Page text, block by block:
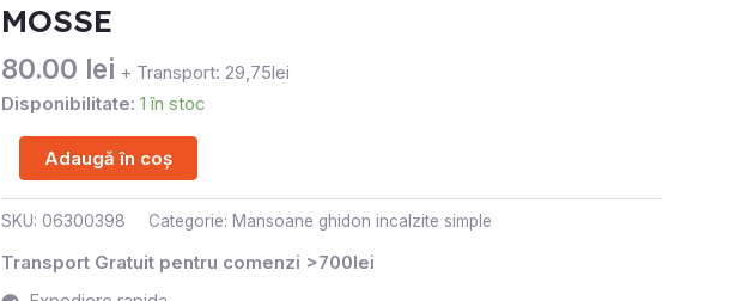
MOSSE
80.00 lei + Transport: 29,75lei
Disponibilitate: 1 în stoc
ALBASTRU
Adaugă în coș
SKU: 06300398 Categorie: Mansoane ghidon incalzite simple
Transport Gratuit pentru comenzi >700lei